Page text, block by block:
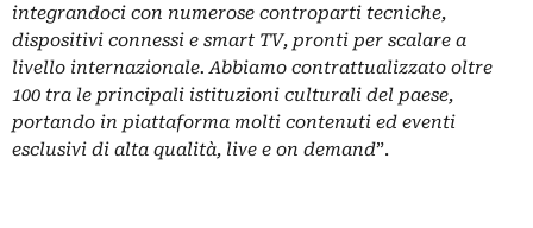
integrandoci con numerose controparti tecniche,
dispositivi connessi e smart TV, pronti per scalare a
livello internazionale. Abbiamo contrattualizzato oltre
100 tra le principali istituzioni culturali del paese,
portando in piattaforma molti contenuti ed eventi
esclusivi di alta qualità, live e on demand”.